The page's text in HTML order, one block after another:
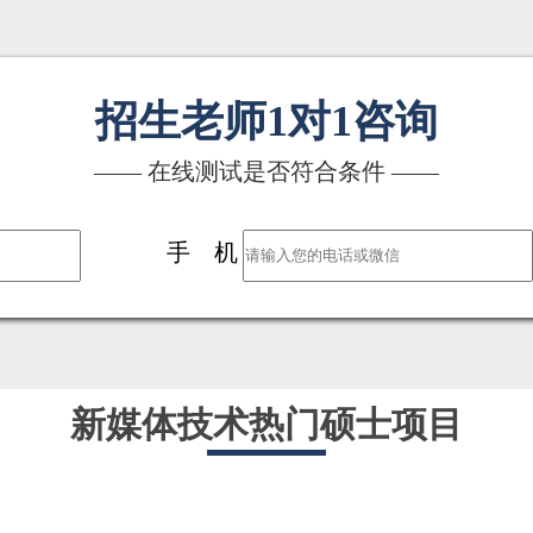
招生老师1对1咨询
—— 在线测试是否符合条件 ——
手 机
新媒体技术热门硕士项目